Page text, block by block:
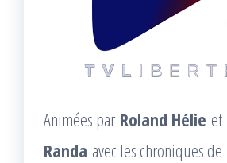
Animées par Roland Hélie et
Randa avec les chroniques de